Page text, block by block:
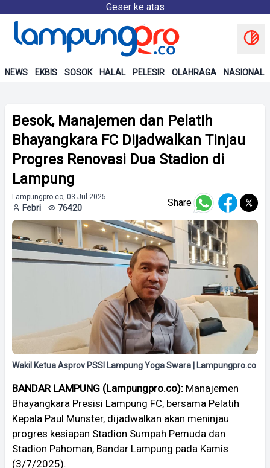
Geser ke atas
NEWS EKBIS SOSOK HALAL PELESIR OLAHRAGA NASIONAL
Besok, Manajemen dan Pelatih
Bhayangkara FC Dijadwalkan Tinjau
Progres Renovasi Dua Stadion di
Lampung
Lampungpro.co, 03-Jul-2025
Febri 76420 Share
Wakil Ketua Asprov PSSI Lampung Yoga Swara | Lampungpro.co
BANDAR LAMPUNG (Lampungpro.co): Manajemen
Bhayangkara Presisi Lampung FC, bersama Pelatih
Kepala Paul Munster, dijadwalkan akan meninjau
progres kesiapan Stadion Sumpah Pemuda dan
Stadion Pahoman, Bandar Lampung pada Kamis
(3/7/2025).